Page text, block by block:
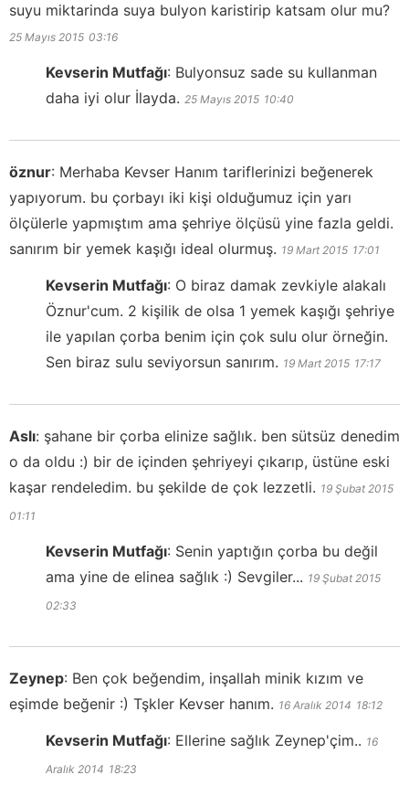
suyu miktarinda suya bulyon karistirip katsam olur mu?
25 Mayıs 2015 03:16
Kevserin Mutfağı: Bulyonsuz sade su kullanman
daha iyi olur İlayda. 25 Mayıs 2015 10:40
öznur: Merhaba Kevser Hanım tariflerinizi beğenerek
yapıyorum. bu çorbayı iki kişi olduğumuz için yarı
ölçülerle yapmıştım ama şehriye ölçüsü yine fazla geldi.
sanırım bir yemek kaşığı ideal olurmuş. 19 Mart 2015 17:01
Kevserin Mutfağı: O biraz damak zevkiyle alakalı
Öznur'cum. 2 kişilik de olsa 1 yemek kaşığı şehriye
ile yapılan çorba benim için çok sulu olur örneğin.
Sen biraz sulu seviyorsun sanırım. 19 Mart 2015 17:17
Aslı: şahane bir çorba elinize sağlık. ben sütsüz denedim
o da oldu :) bir de içinden şehriyeyi çıkarıp, üstüne eski
kaşar rendeledim. bu şekilde de çok lezzetli. 19 Şubat 2015
01:11
Kevserin Mutfağı: Senin yaptığın çorba bu değil
ama yine de elinea sağlık :) Sevgiler... 19 Şubat 2015
02:33
Zeynep: Ben çok beğendim, inşallah minik kızım ve
eşimde beğenir :) Tşkler Kevser hanım. 16 Aralık 2014 18:12
Kevserin Mutfağı: Ellerine sağlık Zeynep'çim.. 16
Aralık 2014 18:23